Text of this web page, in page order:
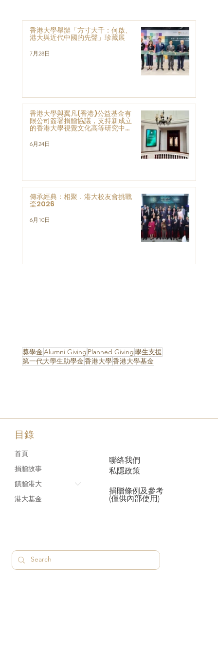
獎學金Alumni Giving Planned Giving學生支援
第一代大學生助學金香港大學香港大學基金
香港大學舉辦「方寸大千：何啟、
港大與近代中國的先聲」珍藏展
7月28日
香港大學與翼凡(香港)公益基金有
限公司簽署捐贈協議，支持新成立
的香港大學視覺文化高等研究中心
6月24日
傳承經典：相聚．港大校友會挑戰
盃2026
6月10日
目錄
首頁
捐贈故事
饋贈港大
港大基金
聯絡我們
私隱政策
捐贈條例及參考
(僅供內部使用)